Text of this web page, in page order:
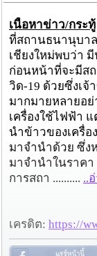
เนื้อหาข่าว/กระทู้
ที่สถานธนานุบาล
เชียงใหม่พบว่า
ก่อนหน้าที่จะมีส
วิด-19 ด้วยซึ่งเ
มากมายหลายอ
เครื่องใช้ไฟฟ้า
นำข้าวของเครื่อ
มาจำนำด้วย ซึ่ง
มาจำนำในราค
การสถา .......... ..
เครดิต: https://